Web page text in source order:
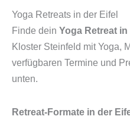
Yoga Retreats in der Eifel
Finde dein Yoga Retreat
Kloster Steinfeld mit Yoga,
verfügbaren Termine und
unten.
Retreat-Formate in der